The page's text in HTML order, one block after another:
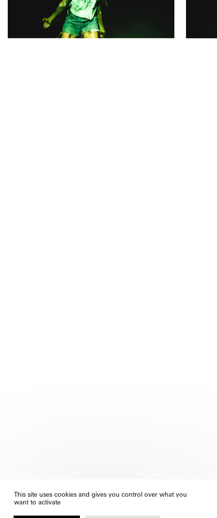
This site uses cookies and gives you control over what you
want to activate